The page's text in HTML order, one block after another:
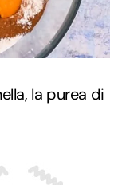
la purea di